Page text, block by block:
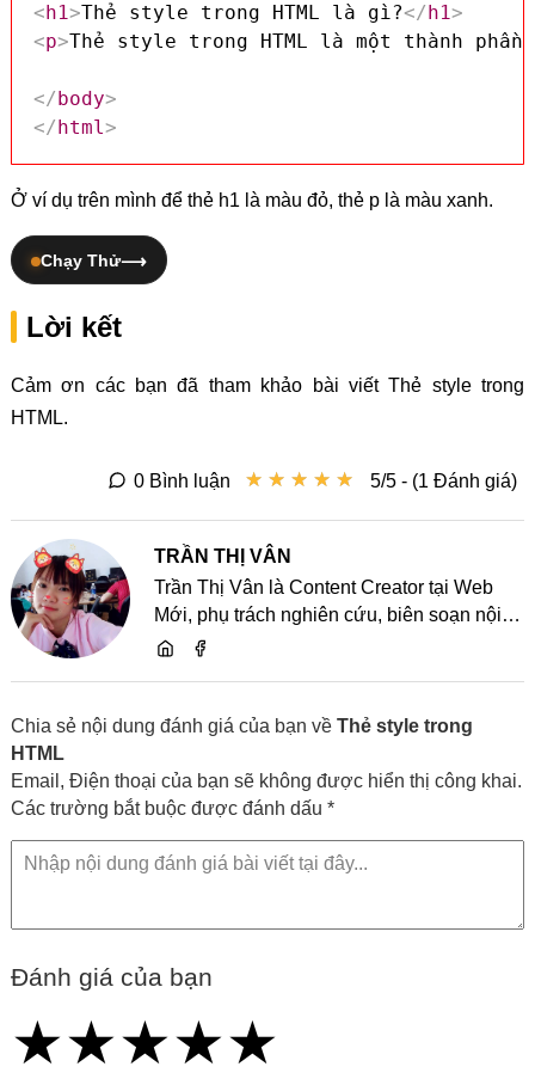
<h1>Thẻ style trong HTML là gì?</h1>
<p>Thẻ style trong HTML là một thành
</body>
</html>
Ở ví dụ trên mình để thẻ h1 là màu đỏ, thẻ p là màu xanh.
Chạy Thử
Lời kết
Cảm ơn các bạn đã tham khảo bài viết Thẻ style trong
HTML.
★ ★ ★ ★ ★
★ ★ ★ ★ ★ 5/5 - (1 Đánh giá)
0 Bình luận
TRẦN THỊ VÂN
Trần Thị Vân là Content Creator tại Web
Mới, phụ trách nghiên cứu, biên soạn nội
dung và chia sẻ kiến thức về website, SEO,
Chia sẻ nội dung đánh giá của bạn về Thẻ style trong
HTML
Email, Điện thoại của bạn sẽ không được hiển thị công khai.
Các trường bắt buộc được đánh dấu *
Đánh giá của bạn
★
★★
★★★
★★★★
★★★★★